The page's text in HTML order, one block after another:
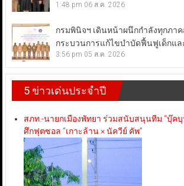
1:48 pm 06 ส.ค. 2026
กรมพินิจฯ เดินหน้าผนึกกำลังทุกภา
กระบวนการแก้ไขบำบัดฟื้นฟูเด็กแล
3:56 pm 05 ส.ค. 2026
5 ข่าวเด่นประจำปี
สภท.-นายกเมืองพัทยา ร่วมสนับสนุนทีม “บุ๊คบุ
ศึกฟุตซอล “เกาะล้าน × นัควีย์ คัพ”